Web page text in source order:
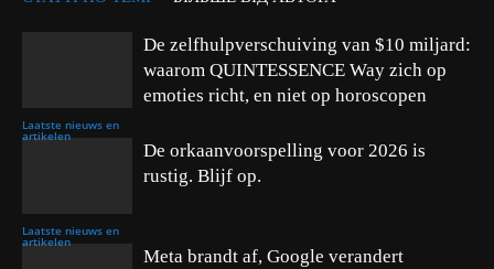
Laatste nieuws en
artikelen
De zelfhulpverschuiving van $10 miljard:
waarom QUINTESSENCE Way zich op
emoties richt, en niet op horoscopen
Laatste nieuws en
artikelen
De orkaanvoorspelling voor 2026 is
rustig. Blijf op.
Meta brandt af, Google verandert